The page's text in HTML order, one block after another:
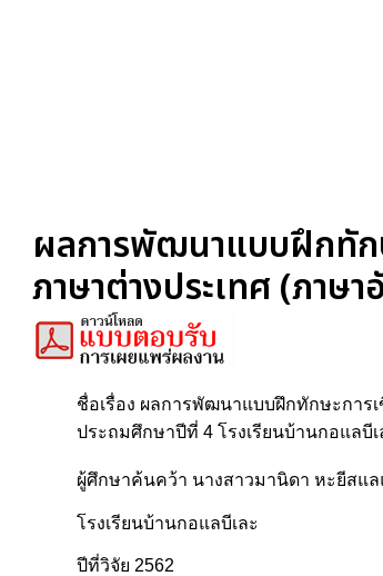
ผลการพัฒนาแบบฝึกทัก
ภาษาต่างประเทศ (ภาษ
ชื่อเรื่อง ผลการพัฒนาแบบฝึกทักษะการ
ประถมศึกษาปีที่ 4 โรงเรียนบ้านกอแลบี
ผู้ศึกษาค้นคว้า นางสาวมานิดา หะยีสแ
โรงเรียนบ้านกอแลบีเละ
ปีที่วิจัย 2562